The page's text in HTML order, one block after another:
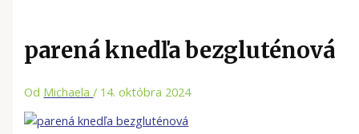
parená knedľa bezgluténová
Od Michaela/ 14. októbra 2024